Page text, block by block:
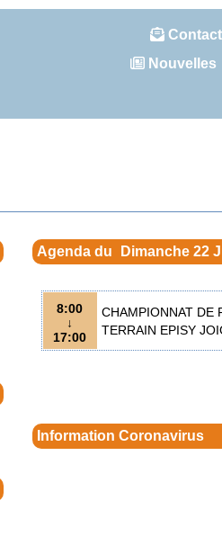
Contact
Nouvelles
Agenda du Dimanche 22
8:00
↓
17:00
CHAMPIONNAT DE
TERRAIN EPISY
Information Coronavirus